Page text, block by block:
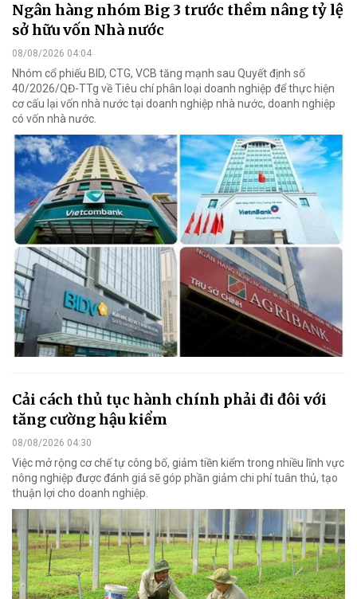
Ngân hàng nhóm Big 3 trước thềm nâng tỷ lệ
sở hữu vốn Nhà nước
08/08/2026 04:04
Nhóm cổ phiếu BID, CTG, VCB tăng mạnh sau Quyết định số
40/2026/QĐ-TTg về Tiêu chí phân loại doanh nghiệp để thực hiện
cơ cấu lại vốn nhà nước tại doanh nghiệp nhà nước, doanh nghiệp
có vốn nhà nước.
Cải cách thủ tục hành chính phải đi đôi với
tăng cường hậu kiểm
08/08/2026 04:30
Việc mở rộng cơ chế tự công bố, giảm tiền kiểm trong nhiều lĩnh vực
nông nghiệp được đánh giá sẽ góp phần giảm chi phí tuân thủ, tạo
thuận lợi cho doanh nghiệp.